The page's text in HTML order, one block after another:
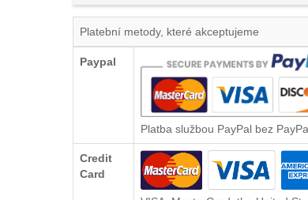
Platební metody, které akceptujeme
Paypal
Platba službou PayPal bez
Credit
Card